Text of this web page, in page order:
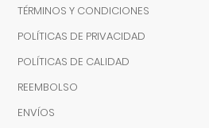
TÉRMINOS Y CONDICIONES
POLÍTICAS DE PRIVACIDAD
POLÍTICAS DE CALIDAD
REEMBOLSO
ENVÍOS